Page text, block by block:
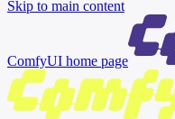
Skip to main content
ComfyUI home page